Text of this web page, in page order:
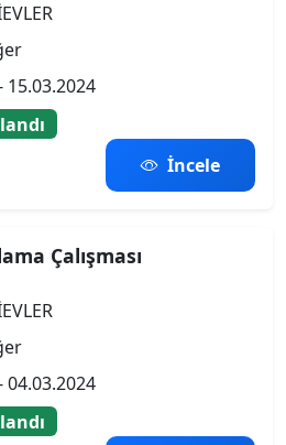
15.03.2024
İncele
Çalışması
04.03.2024